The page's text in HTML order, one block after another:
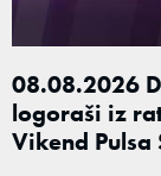
08.08.2026
logoraši iz
Vikend Pulsa